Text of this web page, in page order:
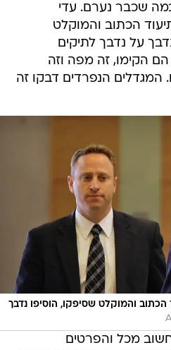
שכבר נערם. עדי
הכתוב והמוקלט
על נדבך לתיקים
הם הקימו, זה מפה וזה
המגדלים הנפרדים דבקו זה
הכתוב והמוקלט שסיפקו, הוסיפו נדבך
מכל והפרטים